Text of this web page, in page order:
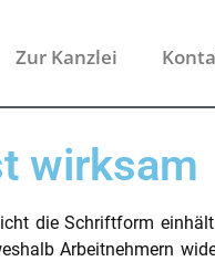
Zur Kanzlei
wirksam
die Schriftform
Arbeitnehmern